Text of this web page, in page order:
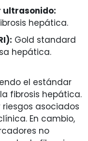
ultrasonido:
hepática.
Gold standard
hepática.
el estándar
fibrosis hepática.
asociados
En cambio,
no